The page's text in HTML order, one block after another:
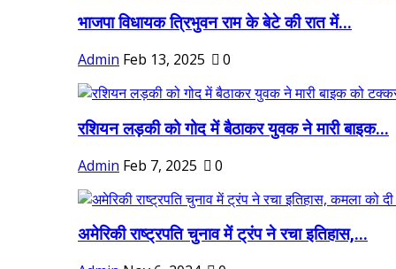
भाजपा विधायक त्रिभुवन राम के बेटे की रात में...
Admin Feb 13, 2025 0
रशियन लड़की को गोद में बैठाकर युवक ने मारी बाइक...
Admin Feb 7, 2025 0
अमेरिकी राष्ट्रपति चुनाव में ट्रंप ने रचा इतिहास,...